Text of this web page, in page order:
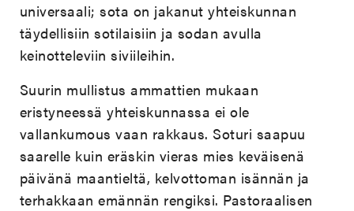
universaali; sota on jakanut yhteiskunnan
täydellisiin sotilaisiin ja sodan avulla
keinotteleviin siviileihin.
Suurin mullistus ammattien mukaan
eristyneessä yhteiskunnassa ei ole
vallankumous vaan rakkaus. Soturi saapuu
saarelle kuin eräskin vieras mies keväisenä
päivänä maantieltä, kelvottoman isännän ja
terhakkaan emännän rengiksi. Pastoraalisen